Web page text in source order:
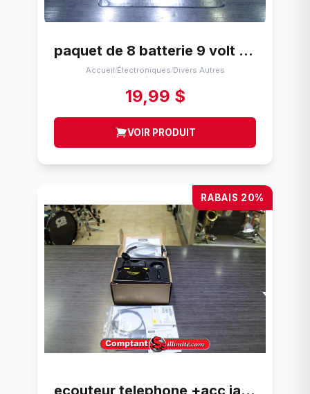
paquet de 8 batterie 9 volt duracell mars 2027
Accueil/Électroniques/Divers Autres
19,99 $
VOIR PRODUIT
RABAIS 20%
ecouteur telephone +acc jabra whb050bs